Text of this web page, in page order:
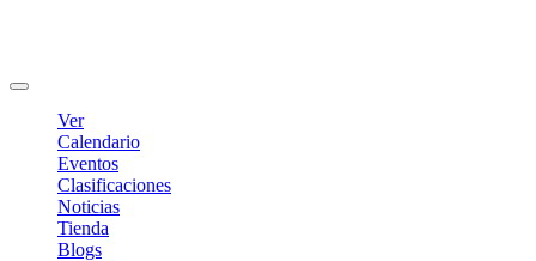
Ver
Calendario
Eventos
Clasificaciones
Noticias
Tienda
Blogs